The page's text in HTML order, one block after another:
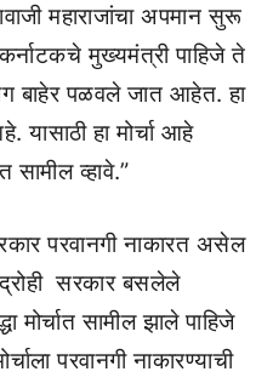
महाराजांचा अपमान सुरू
मुख्यमंत्री पाहिजे ते
बाहेर पळवले जात आहेत. हा
यासाठी हा मोर्चा आहे
सामील व्हावे.”
परवानगी नाकारत असेल
द्रोही सरकार बसलेले
मोर्चात सामील झाले पाहिजे
परवानगी नाकारण्याची